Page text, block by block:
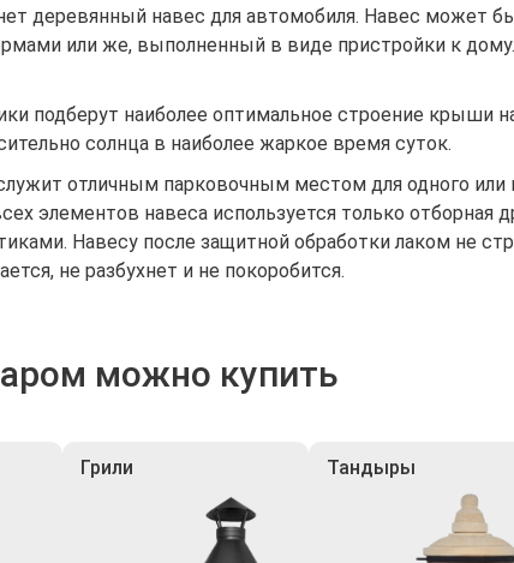
деревянный навес для автомобиля. Навес может
или же, выполненный в виде пристройки к
подберут наиболее оптимальное строение крыши
солнца в наиболее жаркое время суток.
отличным парковочным местом для одного или
элементов навеса используется только
Навесу после защитной обработки лаком не
не разбухнет и не покоробится.
можно купить
Грили Тандыры